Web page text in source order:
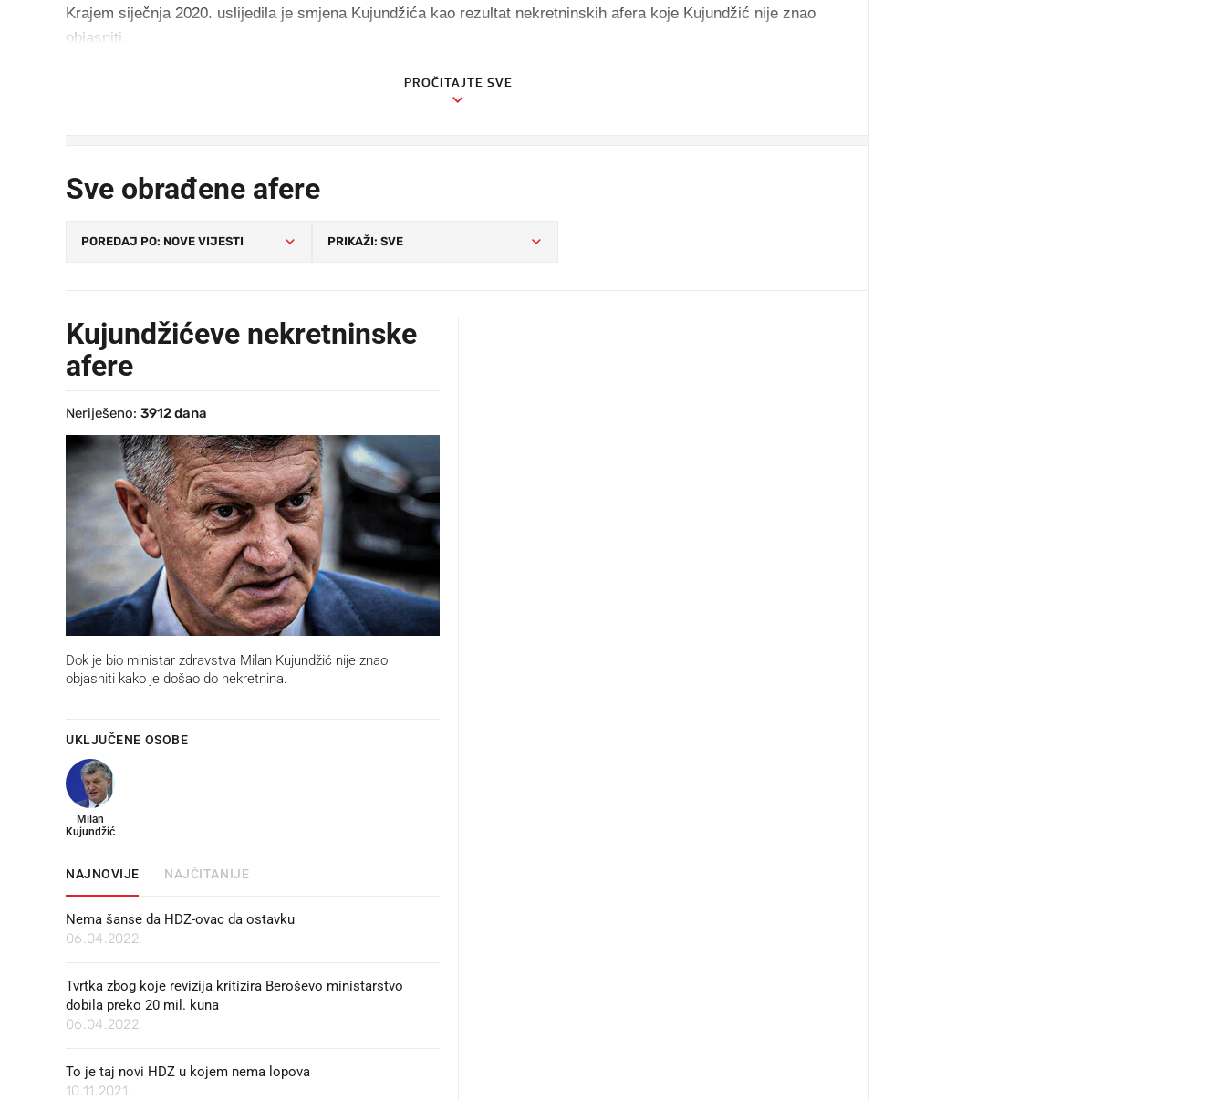
Krajem siječnja 2020. uslijedila je smjena Kujundžića kao rezultat nekretninskih afera koje Kujundžić nije znao
objasniti.
PROČITAJTE SVE
Sve obrađene afere
Kujundžićeve nekretninske
afere
Neriješeno: 3912 dana
Dok je bio ministar zdravstva Milan Kujundžić nije znao
objasniti kako je došao do nekretnina.
UKLJUČENE OSOBE
Milan
Kujundžić
NAJNOVIJE NAJČITANIJE
Nema šanse da HDZ-ovac da ostavku
06.04.2022.
Tvrtka zbog koje revizija kritizira Beroševo ministarstvo
dobila preko 20 mil. kuna
06.04.2022.
To je taj novi HDZ u kojem nema lopova
10.11.2021.